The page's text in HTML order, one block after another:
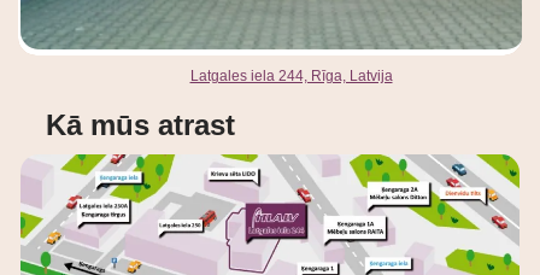
Latgales iela 244, Rīga, Latvija
Kā mūs atrast